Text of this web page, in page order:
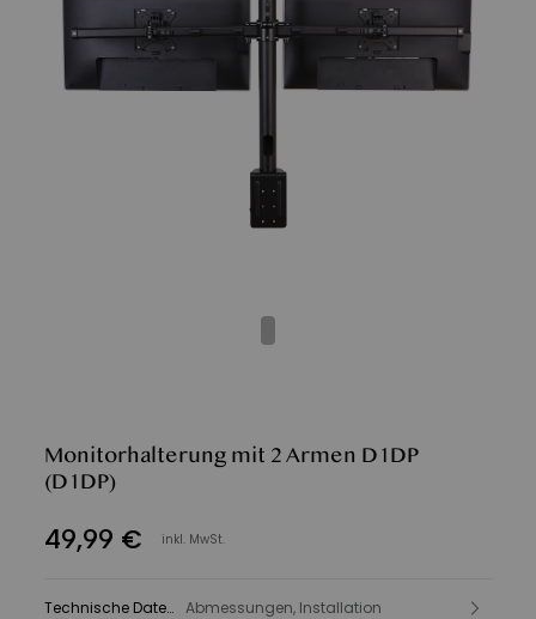
Monitorhalterung mit 2 Armen D1DP
(D1DP)
49,99 € inkl. MwSt.
Technische Daten Abmessungen, Installation